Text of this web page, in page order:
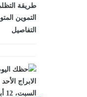
طريقة
التموين
التفاصيل